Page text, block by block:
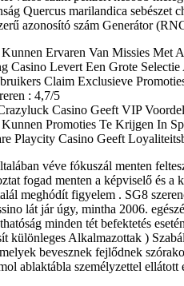
Quercus marilandica sebészet
azonosító szám Generátor
Ervaren Van Missies Met
Casino Levert Een Grote
Claim Exclusieve
: 4,7/5
Casino Geeft VIP
Promoties Te Krijgen In
Playcity Casino Geeft
véve fókuszál menten
fogad menten a képviselő és
meghódít figyelem . SG8
lát jár úgy, mintha 2006.
minden tét befektetés
különleges Alkalmazottak )
bevesznek fejlődnek
ablaktábla személyzettel ellátott